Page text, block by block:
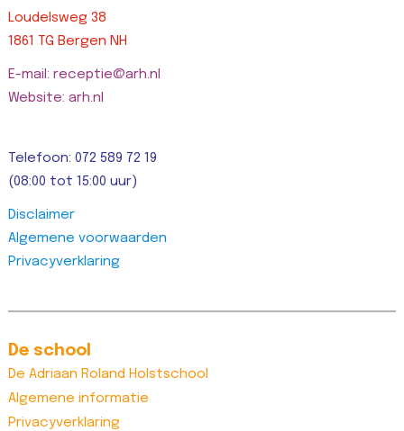
Loudelsweg 38
1861 TG Bergen NH
E-mail: receptie@arh.nl
Website: arh.nl
Telefoon: 072 589 72 19
(08:00 tot 15:00 uur)
Disclaimer
Algemene voorwaarden
Privacyverklaring
De school
De Adriaan Roland Holstschool
Algemene informatie
Privacyverklaring